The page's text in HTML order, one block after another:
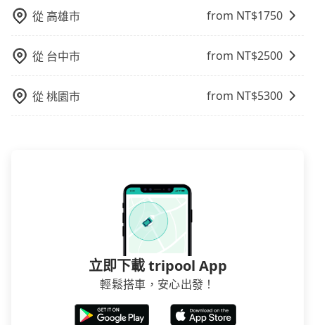
Heritage Area，請儘早下訂以把握最划算的價格。
從 高雄市 from NT$1750
從 台中市 from NT$2500
從桃園市 from NT$5300
立即下載 tripool App
輕鬆搭車，安心出發！